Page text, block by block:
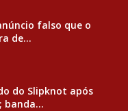
falso que o
de...
do Slipknot após
banda...